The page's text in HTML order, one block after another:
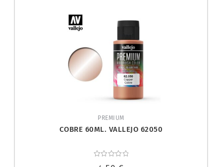
PREMIUM
COBRE 60ML. VALLEJO 62050